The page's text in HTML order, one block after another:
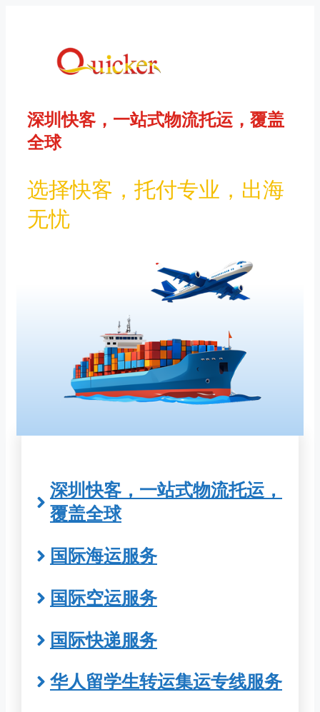
深圳快客，一站式物流托运，覆盖
全球
选择快客，托付专业，出海
无忧
深圳快客，一站式物流托运，
覆盖全球
国际海运服务
国际空运服务
国际快递服务
华人留学生转运集运专线服务